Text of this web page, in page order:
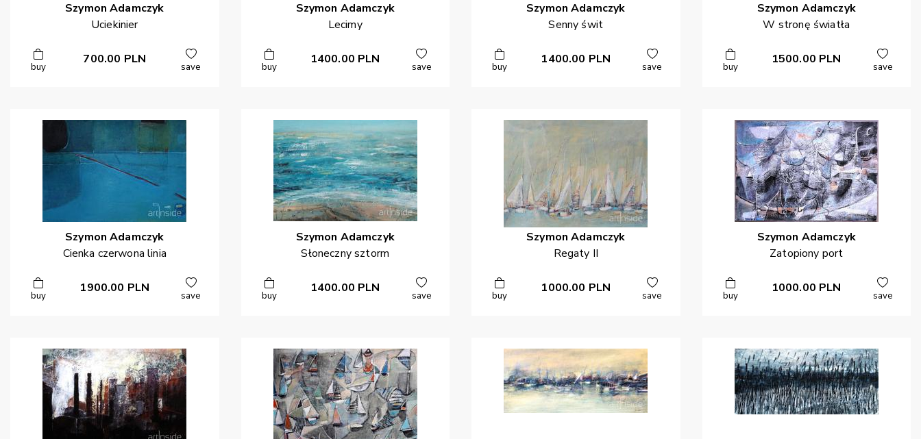
Szymon Adamczyk
Uciekinier
buy
700.00 PLN
save
Szymon Adamczyk
Lecimy
buy
1400.00 PLN
save
Szymon Adamczyk
Senny świt
buy
1400.00 PLN
save
Szymon Adamczyk
W stronę światła
buy
1500.00 PLN
save
Szymon Adamczyk
Cienka czerwona linia
buy
1900.00 PLN
save
Szymon Adamczyk
Słoneczny sztorm
buy
1400.00 PLN
save
Szymon Adamczyk
Regaty II
buy
1000.00 PLN
save
Szymon Adamczyk
Zatopiony port
buy
1000.00 PLN
save